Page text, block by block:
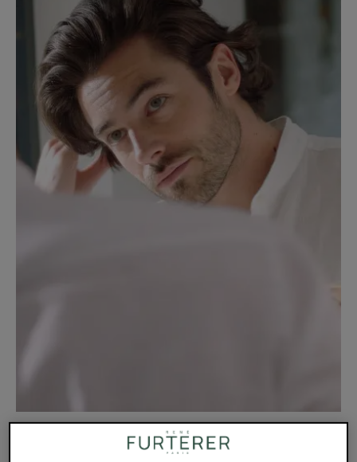
cabelo
Eliminar a caspa do cabelo